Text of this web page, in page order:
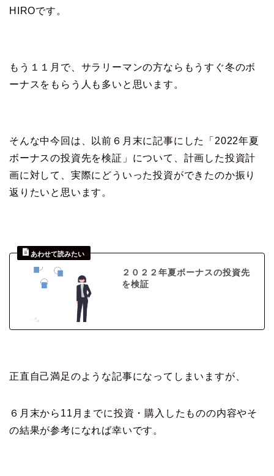
HIROです。
もう１１月で、サラリーマンの方ならもうすぐ冬のボ
ーナスをもらう人も多いと思います。
そんな中今回は、以前６月末に記事にした「2022年夏
ボーナスの投資先を検証」について、計画した投資計
画に対して、実際にどういった投資ができたのか振り
返りたいと思います。
２０２２年夏ボーナスの投資先
を検証
正直自己満足のような記事になってしまいますが、
６月末から11月までに投資・購入したものの内容やそ
の結果が参考になれば幸いです。